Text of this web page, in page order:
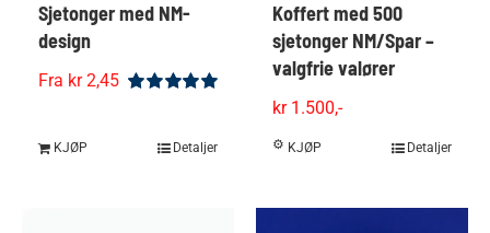
Sjetonger med NM-
design
Fra kr 2,45
KJØP Detaljer
Koffert med 500
sjetonger NM/Spar –
valgfrie valører
kr1.500,-
KJØP Detaljer